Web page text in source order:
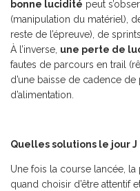
bonne lucidité peut
(manipulation du matériel),
reste de l’épreuve), de
À l’inverse, une perte de
fautes de parcours en trail
d’une baisse de cadence
d’alimentation.
Quelles solutions le jour J
Une fois la course lancée,
quand choisir d’être attentif